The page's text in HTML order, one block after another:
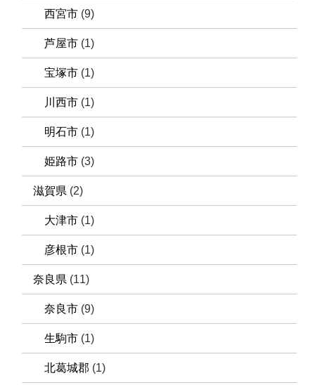
西宮市 (9)
芦屋市 (1)
宝塚市 (1)
川西市 (1)
明石市 (1)
姫路市 (3)
滋賀県 (2)
大津市 (1)
彦根市 (1)
奈良県 (11)
奈良市 (9)
生駒市 (1)
北葛城郡 (1)